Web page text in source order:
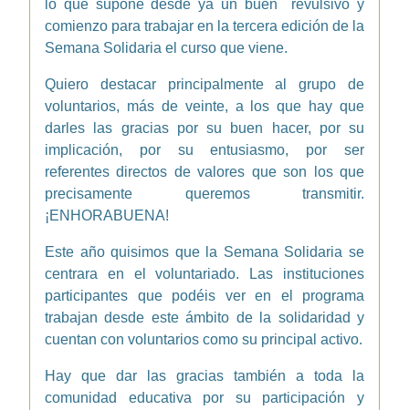
lo que supone desde ya un buen revulsivo y
comienzo para trabajar en la tercera edición de la
Semana Solidaria el curso que viene.
Quiero destacar principalmente al grupo de
voluntarios, más de veinte, a los que hay que
darles las gracias por su buen hacer, por su
implicación, por su entusiasmo, por ser
referentes directos de valores que son los que
precisamente queremos transmitir.
¡ENHORABUENA!
Este año quisimos que la Semana Solidaria se
centrara en el voluntariado. Las instituciones
participantes que podéis ver en el programa
trabajan desde este ámbito de la solidaridad y
cuentan con voluntarios como su principal activo.
Hay que dar las gracias también a toda la
comunidad educativa por su participación y